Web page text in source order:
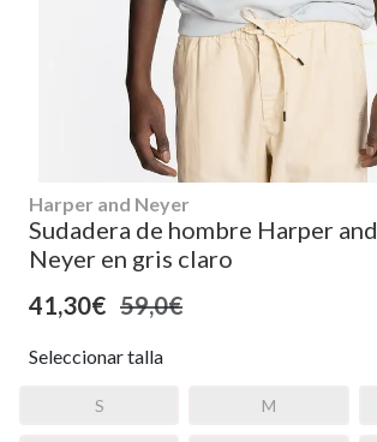
Harper and Neyer
Sudadera de hombre Harper and
Neyer en gris claro
41,30€ 59,0€
Seleccionar talla
S M